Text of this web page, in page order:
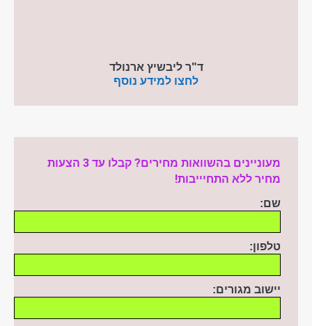
ד"ר ליבשיץ ארנולד
לחצו למידע נוסף
מעוניינים בהשוואות מחירים? קבלו עד 3 הצעות
מחיר ללא התחיייבות!
שם:
טלפון:
יישוב מגורים: